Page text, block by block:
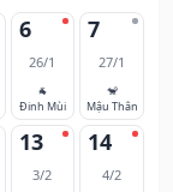
6
26/1
🐐
Đinh Mùi
7
27/1
🐒
Mậu Thân
13
3/2
14
4/2